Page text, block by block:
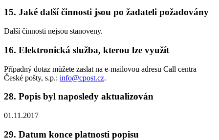
15. Jaké další činnosti jsou po žadateli požadovány
Další činnosti nejsou stanoveny.
16. Elektronická služba, kterou lze využít
Případný dotaz můžete zaslat na e-mailovou adresu Call centra
České pošty, s.p.: info@cpost.cz.
28. Popis byl naposledy aktualizován
01.11.2017
29. Datum konce platnosti popisu